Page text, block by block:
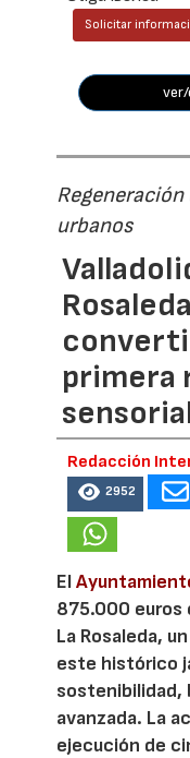
Solicitar
urbanos
primera
Redacción
2952
El
875.000 euros
La Rosaleda,
este histórico
sostenibilidad,
avanzada. La
ejecución de